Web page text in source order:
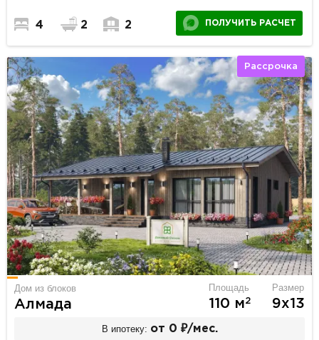
4 2 2 ПОЛУЧИТЬ РАСЧЕТ
Рассрочка
Дом из блоков
Алмада
Площадь
110 м2
Размер
9х13
В ипотеку: от 0 ₽/мес.